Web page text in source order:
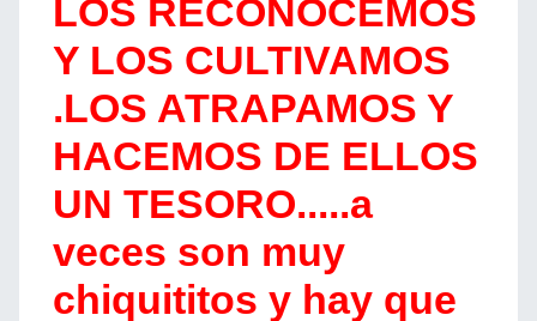
LOS RECONOCEMOS
Y LOS CULTIVAMOS
.LOS ATRAPAMOS Y
HACEMOS DE ELLOS
UN TESORO.....a
veces son muy
chiquititos y hay que